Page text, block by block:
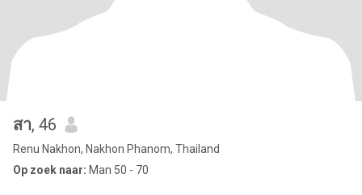
สา, 46
Renu Nakhon, Nakhon Phanom, Thailand
Op zoek naar: Man 50 - 70